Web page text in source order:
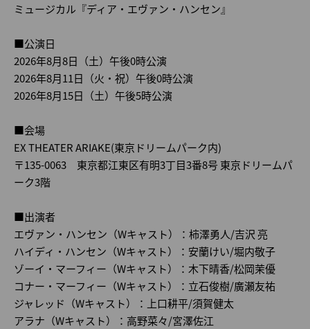
ミュージカル『ディア・エヴァン・ハンセン』
■公演日
2026年8月8日（土）午後0時公演
2026年8月11日（火・祝）午後0時公演
2026年8月15日（土）午後5時公演
■会場
EX THEATER ARIAKE(東京ドリームパーク内)
〒135-0063 東京都江東区有明3丁目3番8号 東京ドリームパ
ーク3階
■出演者
エヴァン・ハンセン（Wキャスト）：柿澤勇人/吉沢 亮
ハイディ・ハンセン（Wキャスト）：安蘭けい/堀内敬子
ゾーイ・マーフィー（Wキャスト）：木下晴香/松岡茉優
コナー・マーフィー（Wキャスト）：立石俊樹/廣瀬友祐
ジャレッド（Wキャスト）：上口耕平/須賀健太
アラナ（Wキャスト）：高野菜々/宮澤佐江